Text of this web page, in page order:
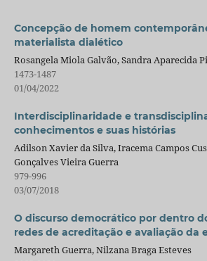
Concepção de homem
materialista dialético
Rosangela Miola Galvão, Sandra Aparecida
1473-1487
01/04/2022
Interdisciplinaridade e
conhecimentos e suas histórias
Adilson Xavier da Silva, Iracema Campos
Gonçalves Vieira Guerra
979-996
03/07/2018
O discurso democrático por dentro
redes de acreditação e avaliação da
Margareth Guerra, Nilzana Braga Esteves